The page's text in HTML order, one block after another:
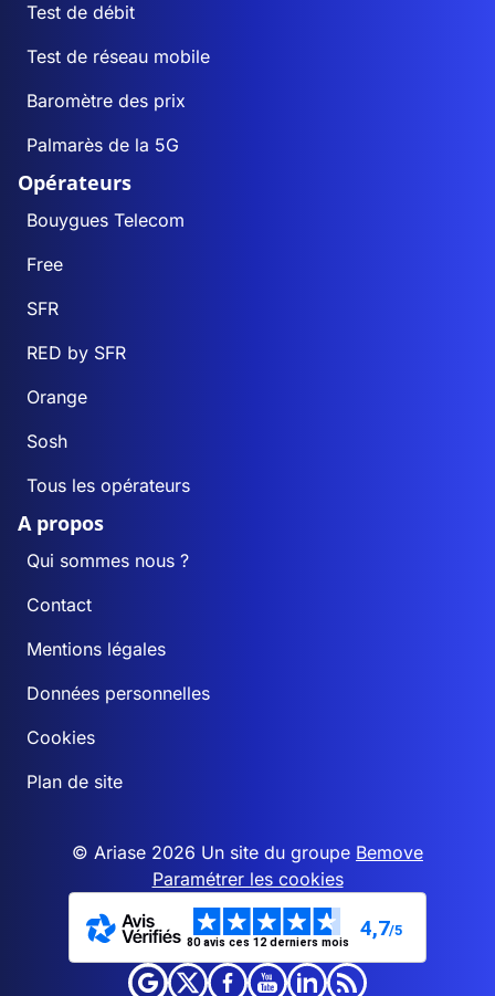
Test de débit
Test de réseau mobile
Baromètre des prix
Palmarès de la 5G
Opérateurs
Bouygues Telecom
Free
SFR
RED by SFR
Orange
Sosh
Tous les opérateurs
A propos
Qui sommes nous ?
Contact
Mentions légales
Données personnelles
Cookies
Plan de site
© Ariase 2026 Un site du groupe Bemove
Paramétrer les cookies
80 avis ces 12 derniers mois
4,7/5